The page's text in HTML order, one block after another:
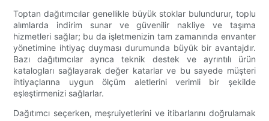
Toptan dağıtımcılar genellikle büyük stoklar bulundurur, toplu
alımlarda indirim sunar ve güvenilir nakliye ve taşıma
hizmetleri sağlar; bu da işletmenizin tam zamanında envanter
yönetimine ihtiyaç duyması durumunda büyük bir avantajdır.
Bazı dağıtımcılar ayrıca teknik destek ve ayrıntılı ürün
katalogları sağlayarak değer katarlar ve bu sayede müşteri
ihtiyaçlarına uygun ölçüm aletlerini verimli bir şekilde
eşleştirmenizi sağlarlar.
Dağıtımcı seçerken, meşruiyetlerini ve itibarlarını doğrulamak